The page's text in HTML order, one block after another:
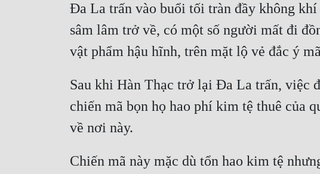
Đa La trấn vào buổi tối tràn đầy không
sâm lâm trở về, có một số người mất đi
vật phẩm hậu hĩnh, trên mặt lộ vẻ đắc ý
Sau khi Hàn Thạc trở lại Đa La trấn, việc
chiến mã bọn họ hao phí kim tệ thuê của
về nơi này.
Chiến mã này mặc dù tổn hao kim tệ